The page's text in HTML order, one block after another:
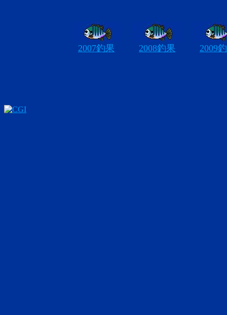
2007釣果 2008釣果 2009